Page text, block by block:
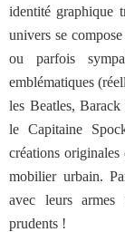
identité graphique
univers se
ou parfois
emblématiques
les Beatles,
le Capitaine
créations
mobilier urbain.
avec leurs armes
prudents !